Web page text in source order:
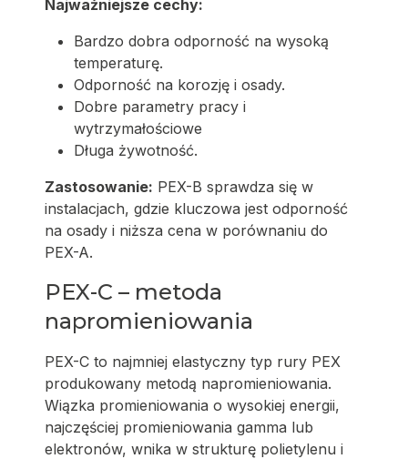
Najważniejsze cechy:
Bardzo dobra odporność na wysoką
temperaturę.
Odporność na korozję i osady.
Dobre parametry pracy i
wytrzymałościowe
Długa żywotność.
Zastosowanie: PEX-B sprawdza się w
instalacjach, gdzie kluczowa jest odporność
na osady i niższa cena w porównaniu do
PEX-A.
PEX-C – metoda
napromieniowania
PEX-C to najmniej elastyczny typ rury PEX
produkowany metodą napromieniowania.
Wiązka promieniowania o wysokiej energii,
najczęściej promieniowania gamma lub
elektronów, wnika w strukturę polietylenu i